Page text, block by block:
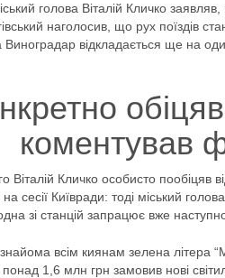
голова Віталій Кличко
наголосив, що рух поїздів
Виноградар відкладається ще на
коментував
Віталій Кличко особисто
на сесії Київради: тоді міський
зі станцій запрацює вже
всім киянам зелена літера
понад 1,6 млн грн замовив нові